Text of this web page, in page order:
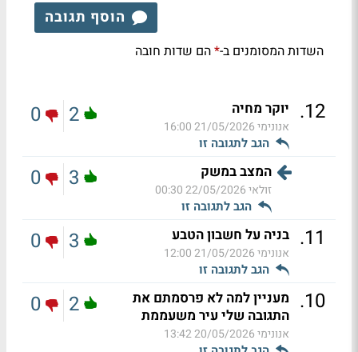
הוסף תגובה
השדות המסומנים ב-*הם שדות חובה
12
. יוקר מחיה
אנונימי21/05/2026 16:00
הגב לתגובה זו
2
0
המצב במשק
זולאי22/05/2026 00:30
הגב לתגובה זו
3
0
11
. בניה על חשבון הטבע
אנונימי21/05/2026 12:00
הגב לתגובה זו
3
0
10
. מעניין למה לא פרסמתם את
התגובה שלי עיר משעממת
אנונימי20/05/2026 13:42
2
0